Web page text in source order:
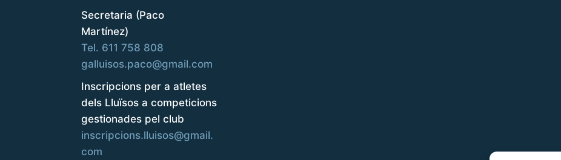
Secretaria (Paco
Martínez)
Tel. 611 758 808
galluisos.paco@gmail.com
Inscripcions per a atletes
dels Lluïsos a competicions
gestionades pel club
inscripcions.lluisos@gmail.
com